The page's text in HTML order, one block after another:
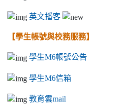
英文播客
【學生帳號與校務服務】
學生M6帳號公告
學生M6信箱
教育雲mail